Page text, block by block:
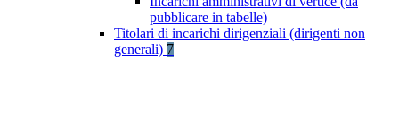
pubblicare in tabelle)
Titolari di incarichi dirigenziali (dirigenti non
generali) 7